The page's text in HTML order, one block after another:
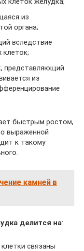
из
органа;
вследствие
клеток;
представляющий
из
быстрым ростом,
выраженной
к такому
камней в
делится на:
связаны